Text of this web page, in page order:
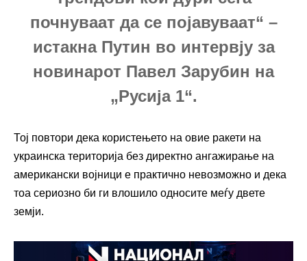
почнуваат да се појавуваат“ –
истакна Путин во интервју за
новинарот Павел Зарубин на
„Русија 1“.
Тој повтори дека користењето на овие ракети на
украинска територија без директно ангажирање на
американски војници е практично невозможно и дека
тоа сериозно би ги влошило односите меѓу двете
земји.